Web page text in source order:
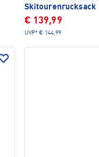
Skitourenrucksack
€ 139,99
UVP* € 144,99